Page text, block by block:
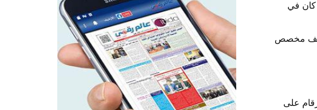
كان في
تعريف مخصص
على